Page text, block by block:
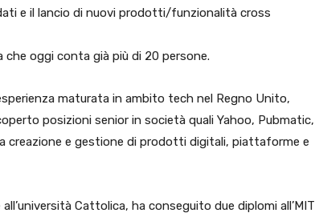
e il lancio di nuovi prodotti/funzionalità cross
che oggi conta già più di 20 persone.
maturata in ambito tech nel Regno Unito,
posizioni senior in società quali Yahoo, Pubmatic,
creazione e gestione di prodotti digitali, piattaforme e
Cattolica, ha conseguito due diplomi all’MIT